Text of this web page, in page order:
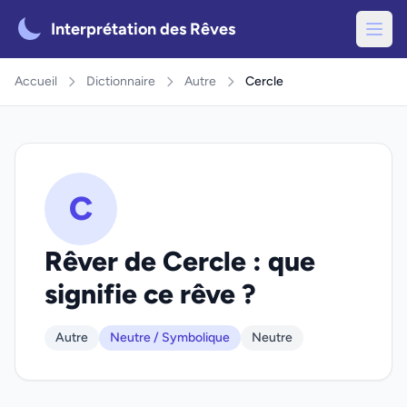
Interprétation des Rêves
Accueil Dictionnaire Autre Cercle
C
Rêver de Cercle : que
signifie ce rêve ?
Autre Neutre / Symbolique Neutre